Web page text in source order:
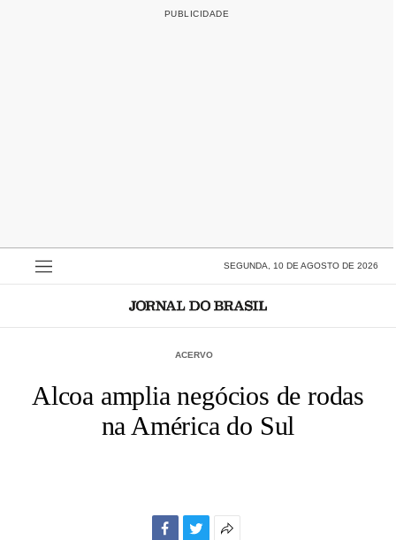
SEGUNDA, 10 DE AGOSTO DE 2026
ACERVO
Alcoa amplia negócios de rodas
na América do Sul